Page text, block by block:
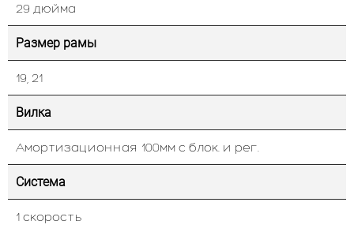
29 дюйма
Размер рамы
19, 21
Вилка
Амортизационная 100мм с блок. и рег.
Система
1 скорость